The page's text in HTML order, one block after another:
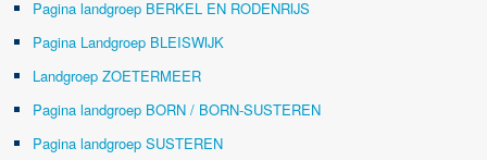
Pagina landgroep BERKEL EN RODENRIJS
Pagina Landgroep BLEISWIJK
Landgroep ZOETERMEER
Pagina landgroep BORN / BORN-SUSTEREN
Pagina landgroep SUSTEREN